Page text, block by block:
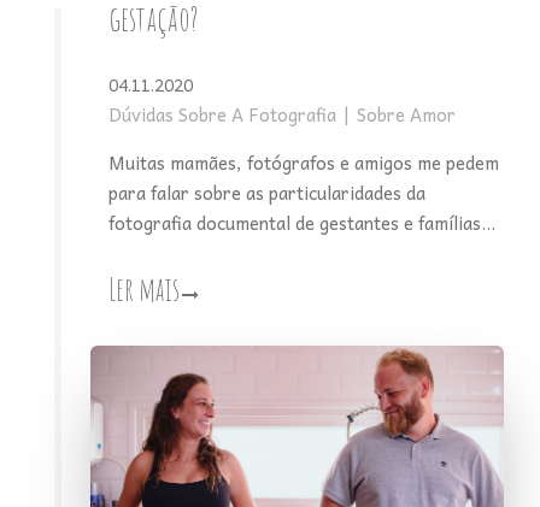
gestação?
04.11.2020
Dúvidas Sobre A Fotografia
Sobre Amor
Muitas mamães, fotógrafos e amigos me pedem
para falar sobre as particularidades da
fotografia documental de gestantes e famílias...
Ler mais